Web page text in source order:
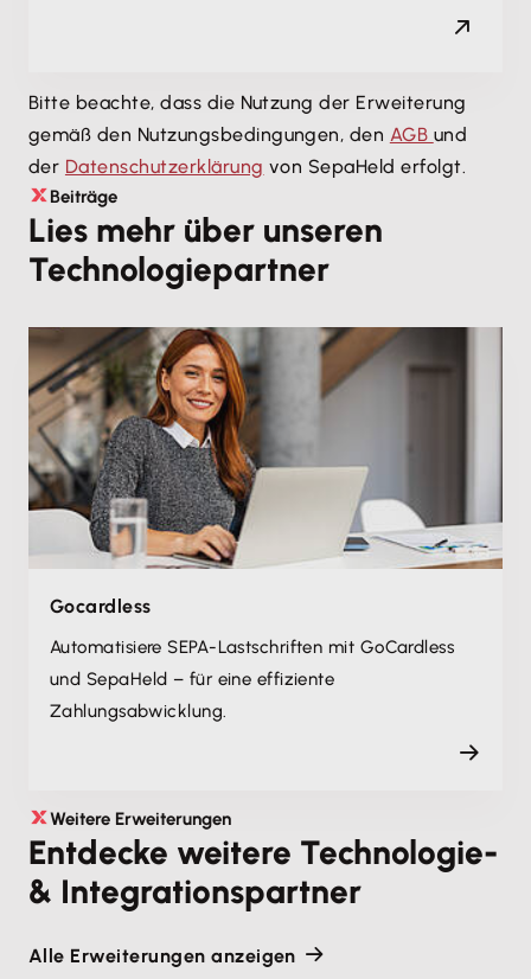
Bitte beachte, dass die Nutzung der Erweiterung
gemäß den Nutzungsbedingungen, den AGB und
der Datenschutzerklärung von SepaHeld erfolgt.
Beiträge
Lies mehr über unseren
Technologiepartner
Gocardless
Automatisiere SEPA-Lastschriften mit GoCardless
und SepaHeld – für eine effiziente
Zahlungsabwicklung.
Weitere Erweiterungen
Entdecke weitere Technologie-
& Integrationspartner
Alle Erweiterungen anzeigen